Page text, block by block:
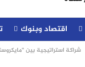
اقتصاد وبنوك
شراكة استراتيجية بين